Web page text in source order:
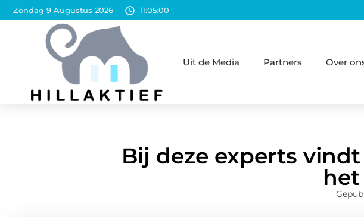
Zondag 9 Augustus 2026 11:05:02
Uit de Media Partners Over
Bij deze experts